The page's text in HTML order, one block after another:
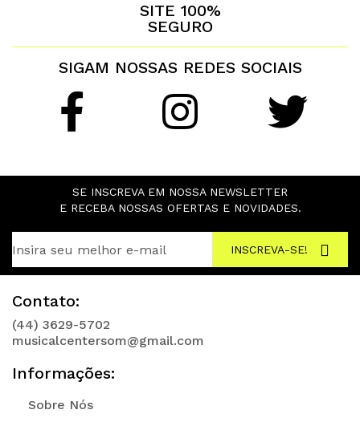
SITE 100%
SEGURO
SIGAM NOSSAS REDES SOCIAIS
SE INSCREVA EM NOSSA NEWSLETTER
E RECEBA NOSSAS OFERTAS E NOVIDADES.
INSCREVA-SE!
Contato:
(44) 3629-5702
musicalcentersom@gmail.com
Informações:
Sobre Nós